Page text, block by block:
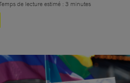
de lecture estimé : 3 minutes